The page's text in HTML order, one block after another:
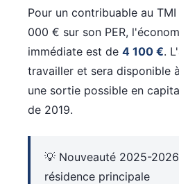
Pour un contribuable au TMI
000 € sur son PER,
immédiate est de 4 100 €.
travailler et sera disponible
une sortie possible en
de 2019.
💡 Nouveauté 2025-2026
résidence principale